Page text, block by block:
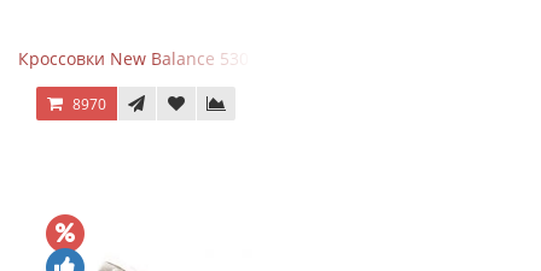
Кроссовки New Balance 530 White Silver Metallic
8970